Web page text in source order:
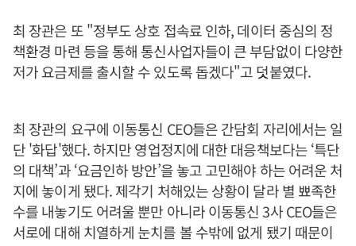
최 장관은 또 "정부도 상호 접속료 인하, 데이터 중심의 정
책환경 마련 등을 통해 통신사업자들이 큰 부담없이 다양한
저가 요금제를 출시할 수 있도록 돕겠다"고 덧붙였다.
최 장관의 요구에 이동통신 CEO들은 간담회 자리에서는 일
단 '화답'했다. 하지만 영업정지에 대한 대응책보다는 ‘특단
의 대책’과 ‘요금인하 방안’을 놓고 고민해야 하는 어려운 처
지에 놓이게 됐다. 제각기 처해있는 상황이 달라 별 뾰족한
수를 내놓기도 어려울 뿐만 아니라 이동통신 3사 CEO들은
서로에 대해 치열하게 눈치를 볼 수밖에 없게 됐기 때문이